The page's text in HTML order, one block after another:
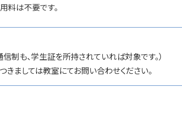
料は不要です。
信制も、学生証を所持されていれば対象です。）
ましては教室にてお問い合わせください。